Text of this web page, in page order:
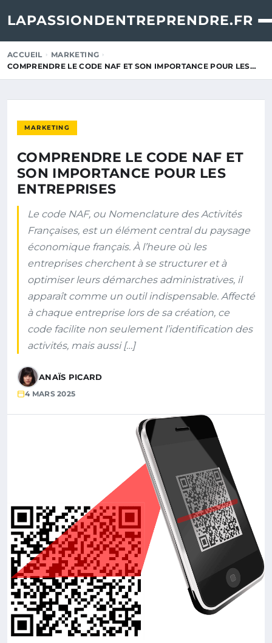
LAPASSIONDENTREPRENDRE.FR
ACCUEIL
MARKETING
COMPRENDRE LE CODE NAF ET SON IMPORTANCE POUR LES…
MARKETING
COMPRENDRE LE CODE NAF ET
SON IMPORTANCE POUR LES
ENTREPRISES
Le code NAF, ou Nomenclature des Activités
Françaises, est un élément central du paysage
économique français. À l’heure où les
entreprises cherchent à se structurer et à
optimiser leurs démarches administratives, il
apparaît comme un outil indispensable. Affecté
à chaque entreprise lors de sa création, ce
code facilite non seulement l’identification des
activités, mais aussi […]
ANAÏS PICARD
4 MARS 2025